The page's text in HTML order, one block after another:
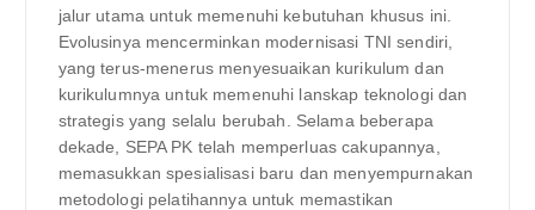
jalur utama untuk memenuhi kebutuhan khusus ini.
Evolusinya mencerminkan modernisasi TNI sendiri,
yang terus-menerus menyesuaikan kurikulum dan
kurikulumnya untuk memenuhi lanskap teknologi dan
strategis yang selalu berubah. Selama beberapa
dekade, SEPA PK telah memperluas cakupannya,
memasukkan spesialisasi baru dan menyempurnakan
metodologi pelatihannya untuk memastikan